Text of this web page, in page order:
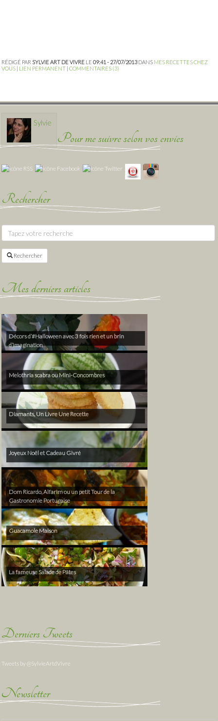
RÉDIGÉ PAR SYLVIE ART DE VIVRE LE 09:41 - 27/07/2013DANS MES RECETTES CHEZ
VOUS | LIEN PERMANENT | COMMENTAIRES (3)
Sylvie
Pour me suivre selon vos envies
Rechercher
Rechercher
Mes derniers articles
Décors d’#Halloween avec 3 fois rien et un brin
d’imagination
Melothria scabra ou Mini-Concombres
Diamants, Un Livre Une Recette
Joyeux Noël et Cadeau Givré
Dom Ricardo, Alfarim ou un petit Tour de la
Gastronomie Portugaise
Guacamole Maison
La fameuse Salade de Pâtes
Derniers Tweets
Tweets by @SylvieArtdVivre
Newsletter